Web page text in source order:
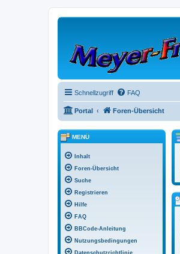
Schnellzugriff FAQ
Portal Foren-Übersicht
MENÜ
Inhalt
Foren-Übersicht
Suche
Registrieren
Hilfe
FAQ
BBCode-Anleitung
Nutzungsbedingungen